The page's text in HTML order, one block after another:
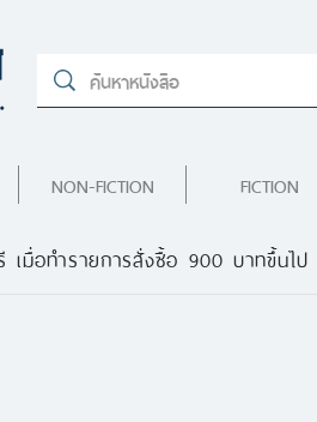
NON-FICTION FICTION
เมื่อทำรายการสั่งซื้อ 900 บาทขึ้นไป